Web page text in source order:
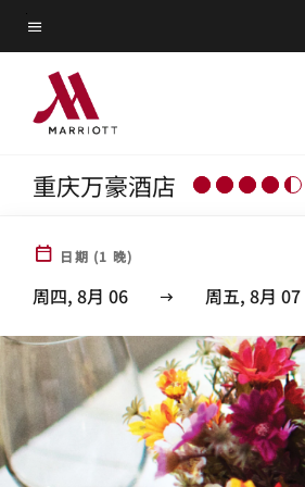
Skip
to
main
content
菜单文本
重庆万豪酒店
日期 (1 晚)
周四, 8月 06 周五, 8月 07